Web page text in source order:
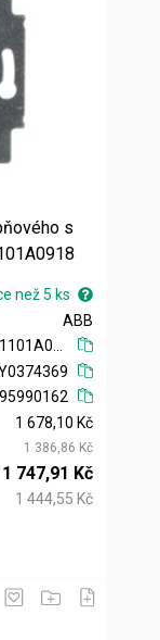
s
než 5 ks
ABB
1 678,10 Kč
1 386,86 Kč
1 747,91 Kč
1 444,55 Kč